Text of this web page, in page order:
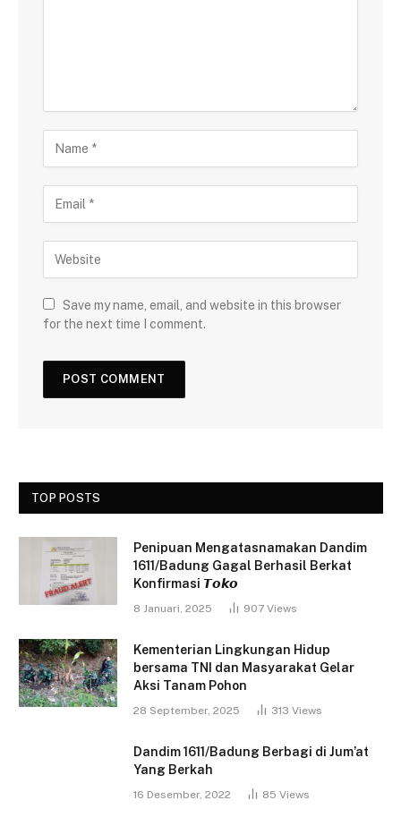
Save my name, email, and website in this browser
for the next time I comment.
TOP POSTS
Penipuan Mengatasnamakan Dandim
1611/Badung Gagal Berhasil Berkat
Konfirmasi 𝙏𝙤𝙠𝙤
8 Januari, 2025 907 Views
Kementerian Lingkungan Hidup
bersama TNI dan Masyarakat Gelar
Aksi Tanam Pohon
28 September, 2025 313 Views
Dandim 1611/Badung Berbagi di Jum’at
Yang Berkah
16 Desember, 2022 85 Views